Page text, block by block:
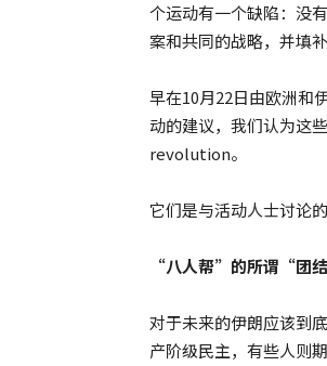
个运动有一个缺陷：没
案和共同的战略，并填
早在10月22日由欧洲和
动的建议，我们认为
revolution。
它们是与活动人士讨论
“八人帮”的所谓“团
对于未来的伊朗应该到
产阶级民主，有些人则